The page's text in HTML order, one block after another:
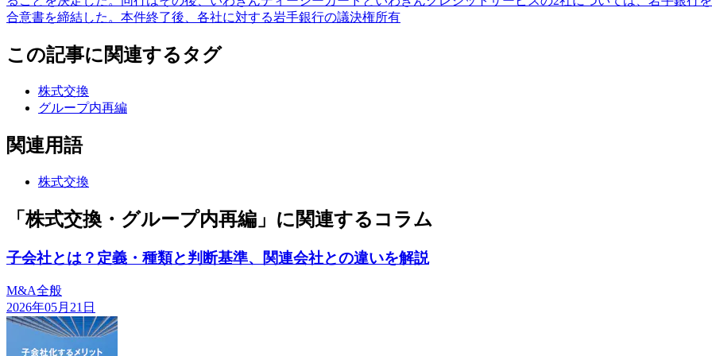
合意書を締結した。本件終了後、各社に対する岩手銀行の議決権所有
この記事に関連するタグ
株式交換
グループ内再編
関連用語
株式交換
「株式交換・グループ内再編」に関連するコラム
子会社とは？定義・種類と判断基準、関連会社との違いを解説
M&A全般
2026年05月21日